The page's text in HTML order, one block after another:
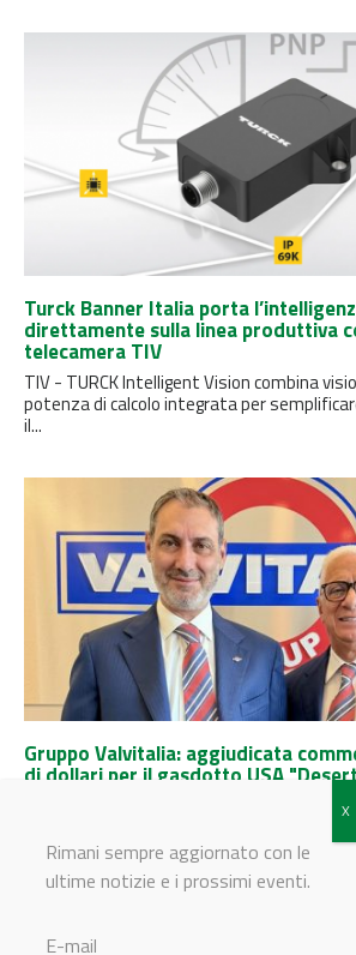
Turck Banner Italia porta
direttamente sulla linea produttiva
telecamera TIV
TIV - TURCK Intelligent Vision combina
potenza di calcolo integrata per
il...
Gruppo Valvitalia: aggiudicata
di dollari per il gasdotto USA
La fornitura riguarda 94 valvole di grande
realizzate nello stabilimento di
saranno destinate...
Rimani sempre aggiornato con le
ultime notizie e i prossimi eventi.
E-mail